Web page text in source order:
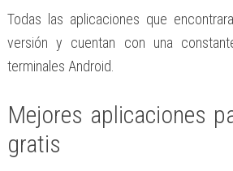
Todas las aplicaciones que
versión y cuentan con una
terminales Android.
Mejores aplicaciones
gratis